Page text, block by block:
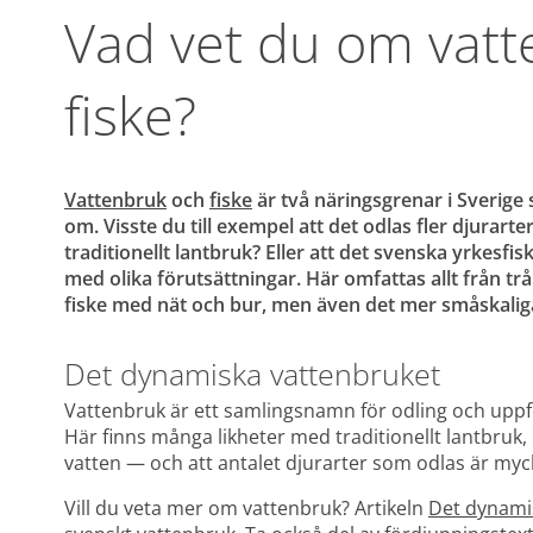
Vad vet du om
fiske?
Vattenbruk och fiske är två näringsgrenar i
om. Visste du till exempel att det odlas fler
traditionellt lantbruk? Eller att det svenska
med olika förutsättningar. Här omfattas allt från
fiske med nät och bur, men även det mer
Det dynamiska vattenbruket
Vattenbruk är ett samlingsnamn för odling och
Här finns många likheter med traditionellt
vatten — och att antalet djurarter som odlas är
Vill du veta mer om vattenbruk? Artikeln Det